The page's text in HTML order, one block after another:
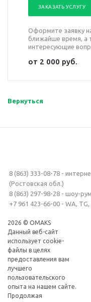
ЗАКАЗАТЬ УСЛУГУ
Оформите заявку
ближайше время, а
интересующие
от 2 000 руб.
Вернуться
8 (863) 333-08-78 -
(Ростовская обл.)
8 (863) 297-98-28 - шоу-
+7 961 423-66-00 - WA, TG,
2026 © OMAKS
Данный веб-сайт
использует cookie-
файлы в целях
предоставления вам
лучшего
пользовательского
опыта на нашем сайте.
Продолжая